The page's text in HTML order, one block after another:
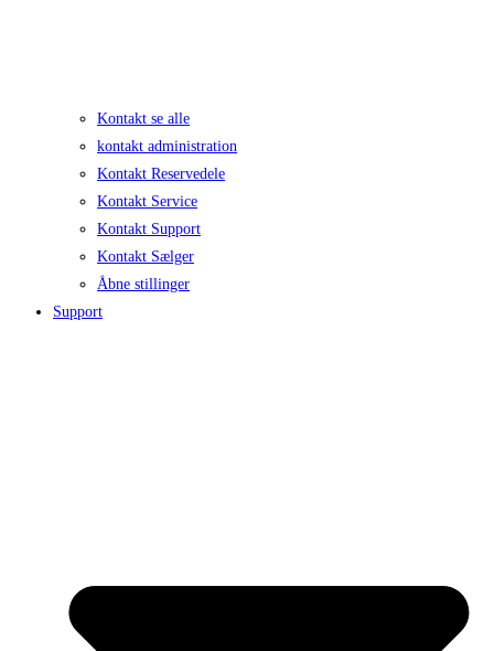
Kontakt se alle
kontakt administration
Kontakt Reservedele
Kontakt Service
Kontakt Support
Kontakt Sælger
Åbne stillinger
Support